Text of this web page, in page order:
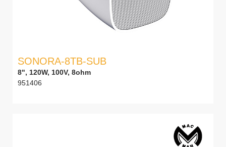
SONORA-8TB-SUB
8", 120W, 100V, 8ohm
951406